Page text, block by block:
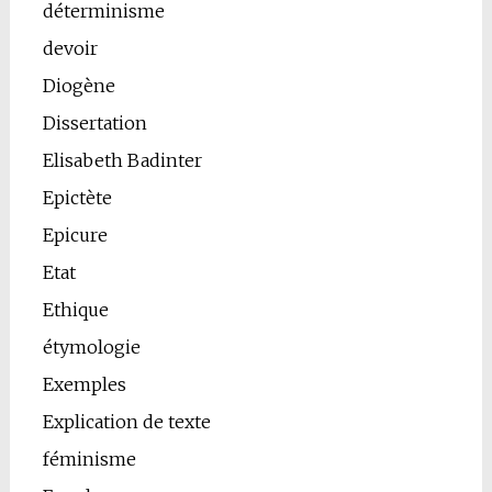
déterminisme
devoir
Diogène
Dissertation
Elisabeth Badinter
Epictète
Epicure
Etat
Ethique
étymologie
Exemples
Explication de texte
féminisme